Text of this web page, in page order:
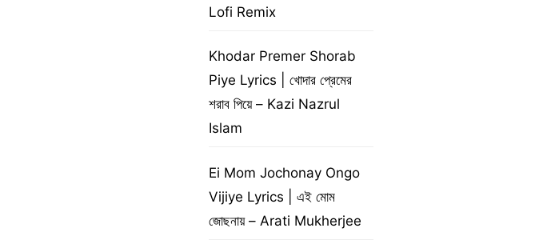
Lofi Remix
Khodar Premer Shorab
Piye Lyrics | খোদার প্রেমের
শরাব পিয়ে – Kazi Nazrul
Islam
Ei Mom Jochonay Ongo
Vijiye Lyrics | এই মোম
জোছনায় – Arati Mukherjee